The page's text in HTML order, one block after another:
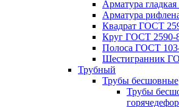
Арматура
Арматура
Квадрат ГОСТ
Круг ГОСТ 2590-
Полоса ГОСТ
Шестигранник
Трубный
Трубы бесшовные
Трубы